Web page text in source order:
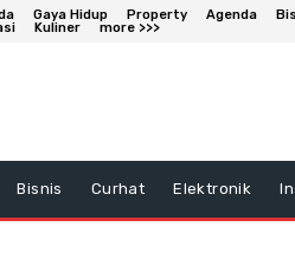
Gaya Hidup Property Agenda
Kuliner more >>>
Bisnis Curhat Elektronik